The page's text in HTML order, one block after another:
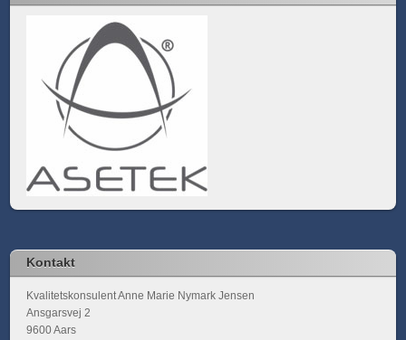
Kontakt
Kvalitetskonsulent Anne Marie Nymark Jensen
Ansgarsvej 2
9600 Aars